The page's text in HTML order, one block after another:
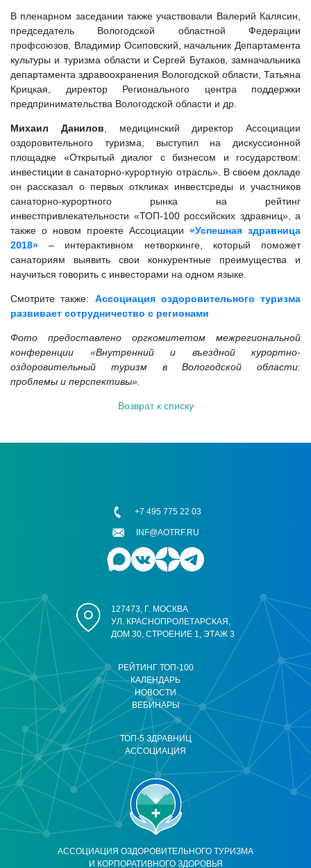
В пленарном заседании также участвовали Валерий Калясин,
председатель Вологодской областной Федерации
профсоюзов, Владимир Осиповский, начальник Департамента
культуры и туризма области и Сергей Бутаков, замначальника
департамента здравоохранения Вологодской области, Татьяна
Крицкая, директор Регионального центра поддержки
предпринимательства Вологодской области и др.
Михаил Данилов , медицинский директор Ассоциации
оздоровительного туризма, выступил на дискуссионной
площадке «Открытый диалог с бизнесом и государством:
инвестиции в санаторно-курортную отрасль». В своем докладе
он рассказал о первых откликах инвестсреды и участников
санаторно-курортного рынка на рейтинг
инвестпривлекательности «ТОП-100 российских здравниц», а
также о новом проекте Ассоциации «Успешная здравница
2018» – интерактивном нетворкинге, который поможет
санаториям выявить свои конкурентные преимущества и
научиться говорить с инвесторами на одном языке.
Смотрите также: Ассоциация оздоровительного туризма
развивает сотрудничество с регионами
Фото предоставлено оргкомитетом межрегиональной
конференции «Внутренний и въездной курортно-
оздоровительный туризм в Вологодской области:
проблемы и перспективы».
Возврат к списку
АССОЦИАЦИЯ ОЗДОРОВИТЕЛЬНОГО ТУРИЗМА
И КОРПОРАТИВНОГО ЗДОРОВЬЯ
РЕЙТИНГ ТОП-100
КАЛЕНДАРЬ
НОВОСТИ
ВЕБИНАРЫ
ТОП-5 ЗДРАВНИЦ
АССОЦИАЦИЯ
127473, Г. МОСКВА
УЛ. КРАСНОПРОЛЕТАРСКАЯ,
ДОМ 30, СТРОЕНИЕ 1, ЭТАЖ 3
+7 495 775 22 03
INF@AOTRF.RU